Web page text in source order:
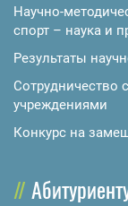
Научно-
спорт – наука и
Результаты
Сотрудничество
учреждениями
Конкурс на